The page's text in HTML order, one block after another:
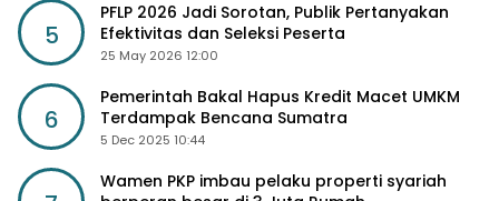
5
PFLP 2026 Jadi Sorotan, Publik Pertanyakan
Efektivitas dan Seleksi Peserta
25 May 2026 12:00
6
Pemerintah Bakal Hapus Kredit Macet UMKM
Terdampak Bencana Sumatra
5 Dec 2025 10:44
Wamen PKP imbau pelaku properti syariah